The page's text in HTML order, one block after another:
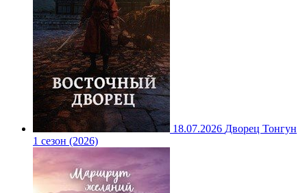
18.07.2026 Дворец Тонгун
1 сезон (2026)